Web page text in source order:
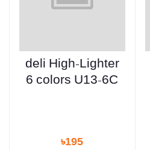
deli High-Lighter
6 colors U13-6C
৳195